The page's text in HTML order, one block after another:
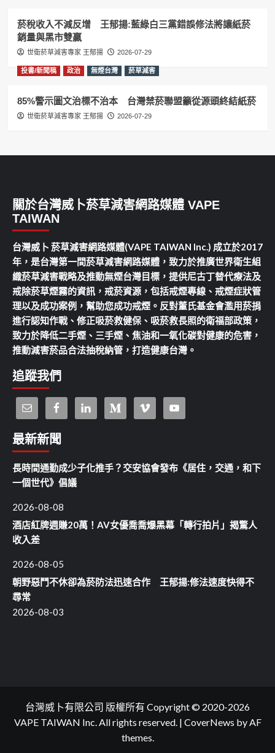
菸稅收入不減反增 王郁揚:藍綠白三黨錯誤修法將讓紙菸
銷量與黑市雙贏
世衛菸草減害專家 王郁揚 2026-07-29
投書/新聞稿 政治 無煙台灣 菸草減害
85%警示圖文治標不治本 台灣禁菸聯盟籲從源頭終結紙菸
世衛菸草減害專家 王郁揚 2026-07-29
關於台灣威卜菸草減害網路媒體 VAPE
TAIWAN
台灣威卜 菸草減害網路媒體(VAPE TAIWAN Inc.) 成立於2017
年，是台灣第一間菸草減害網路媒體，致力於推廣世界衛生組
織菸草減害戰略及推動無煙台灣目標，提供尼古丁替代療法及
戒除菸草煙霧的資訊，戒菸資源，包括戒煙專線、戒煙症狀管
理以及成功案例，幫助您成功戒煙。反對董氏基金會濫用菸捐
進行認知作戰、修正吸菸救健保、吸菸救長照的衛福部政策，
致力於降低二手煙、三手煙、焦油和一氧化碳對健康的危害，
推動減害菸品合法抽稅納管，打造健康台灣。
追蹤我們
最新新聞
長時間通勤成少子化推手？交安協會發布《居住，交通，和下
一個世代》倡議
2026-08-08
酒店紅牌週賺20萬！AV女優喬喬爆黑幕「轉行拍片」揭驚人
收入差
2026-08-05
朝野惡鬥不休卻為菸防法迅速合作 王郁揚:修法速度快得不
尋常
2026-08-03
台灣威卜有限公司 版權所有 Copyright © 2020-2026
VAPE TAIWAN Inc. All rights reserved. | CoverNews by AF
themes.